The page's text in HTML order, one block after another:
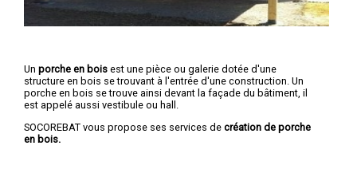
Un porche en bois est une pièce ou galerie dotée d'une
structure en bois se trouvant à l'entrée d'une construction. Un
porche en bois se trouve ainsi devant la façade du bâtiment, il
est appelé aussi vestibule ou hall.
SOCOREBAT vous propose ses services de création de porche
en bois.